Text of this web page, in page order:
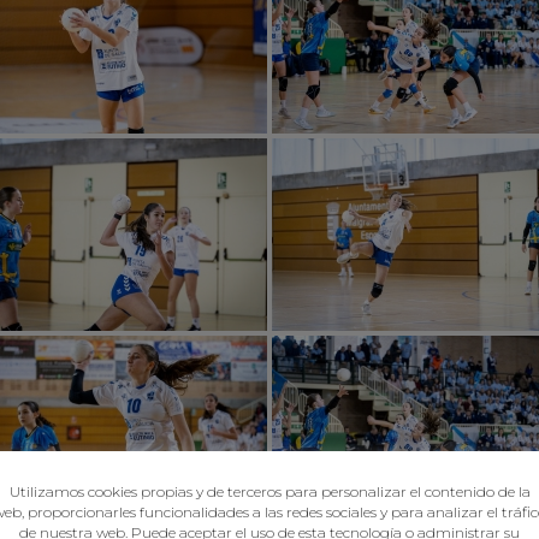
Utilizamos cookies propias y de terceros para personalizar el contenido de la
proporcionarles funcionalidades a las redes sociales y para analizar el
de nuestra web. Puede aceptar el uso de esta tecnología o administrar su